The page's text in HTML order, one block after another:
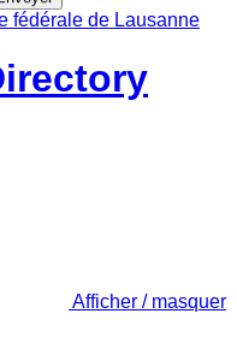
Afficher / masquer